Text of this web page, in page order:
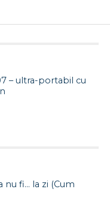
– ultra-portabil cu
nu fi… la zi (Cum